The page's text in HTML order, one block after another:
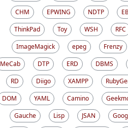
CHM
EPWING NDTP
ThinkPad
Toy WSH RFC
ImageMagick
epeg Frenzy
MeCab
DTP ERD DBMS
RD
Diigo XAMPP
DOM
YAML Camino
Gauche
Lisp JSAN